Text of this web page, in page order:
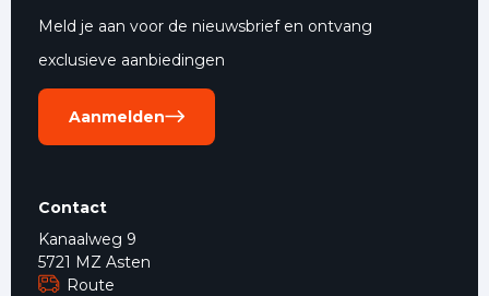
Meld je aan voor de nieuwsbrief en ontvang
exclusieve aanbiedingen
Aanmelden
Contact
Kanaalweg 9
5721 MZ Asten
Route